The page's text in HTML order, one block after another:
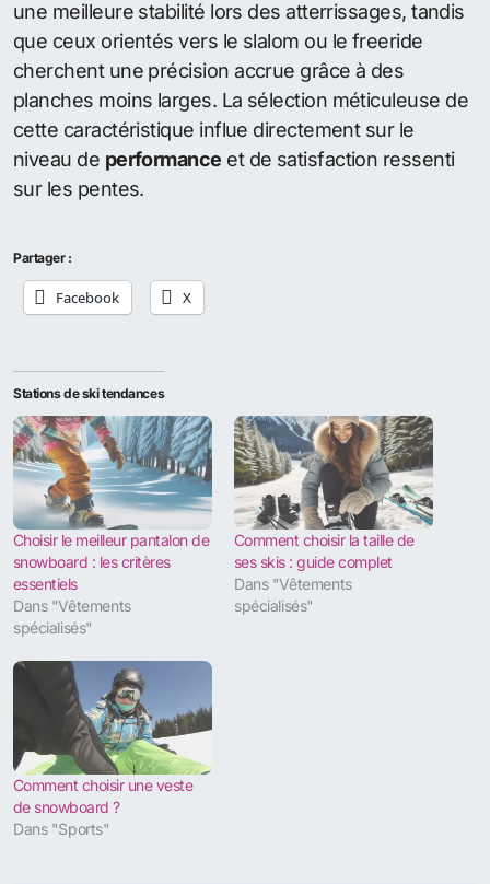
une meilleure stabilité lors des atterrissages, tandis
que ceux orientés vers le slalom ou le freeride
cherchent une précision accrue grâce à des
planches moins larges. La sélection méticuleuse de
cette caractéristique influe directement sur le
niveau de performance et de satisfaction ressenti
sur les pentes.
Partager :
Facebook X
Stations de ski tendances
Choisir le meilleur pantalon de
snowboard : les critères
essentiels
Dans "Vêtements
spécialisés"
Comment choisir la taille de
ses skis : guide complet
Dans "Vêtements
spécialisés"
Comment choisir une veste
de snowboard ?
Dans "Sports"